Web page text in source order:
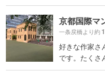
京都国際マ
一条戻橋より約
好きな作家さ
です。たくさ